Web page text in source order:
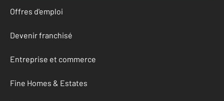
Offres d'emploi
Devenir franchisé
Entreprise et commerce
Fine Homes & Estates